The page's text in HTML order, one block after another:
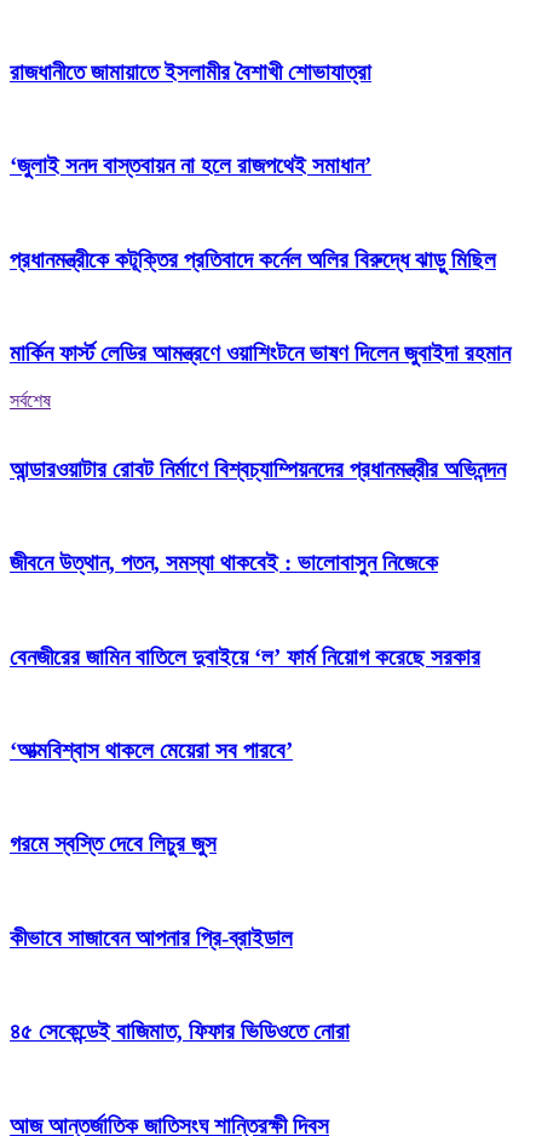
রাজধানীতে জামায়াতে ইসলামীর বৈশাখী শোভাযাত্রা
‘জুলাই সনদ বাস্তবায়ন না হলে রাজপথেই সমাধান’
প্রধানমন্ত্রীকে কটূক্তির প্রতিবাদে কর্নেল অলির বিরুদ্ধে ঝাড়ু মিছিল
মার্কিন ফার্স্ট লেডির আমন্ত্রণে ওয়াশিংটনে ভাষণ দিলেন জুবাইদা রহমান
সর্বশেষ
আন্ডারওয়াটার রোবট নির্মাণে বিশ্বচ্যাম্পিয়নদের প্রধানমন্ত্রীর অভিনন্দন
জীবনে উত্থান, পতন, সমস্যা থাকবেই : ভালোবাসুন নিজেকে
বেনজীরের জামিন বাতিলে দুবাইয়ে ‌‘ল’ ফার্ম নিয়োগ করেছে সরকার
‘আত্মবিশ্বাস থাকলে মেয়েরা সব পারবে’
গরমে স্বস্তি দেবে লিচুর জুস
কীভাবে সাজাবেন আপনার প্রি-ব্রাইডাল
৪৫ সেকেন্ডেই বাজিমাত, ফিফার ভিডিওতে নোরা
আজ আন্তর্জাতিক জাতিসংঘ শান্তিরক্ষী দিবস